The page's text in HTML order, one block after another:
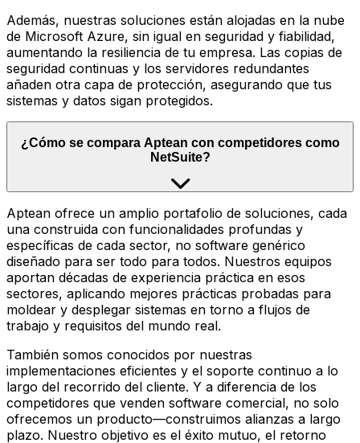
Además, nuestras soluciones están alojadas en la nube
de Microsoft Azure, sin igual en seguridad y fiabilidad,
aumentando la resiliencia de tu empresa. Las copias de
seguridad continuas y los servidores redundantes
añaden otra capa de protección, asegurando que tus
sistemas y datos sigan protegidos.
¿Cómo se compara Aptean con competidores como
NetSuite?
Aptean ofrece un amplio portafolio de soluciones, cada
una construida con funcionalidades profundas y
específicas de cada sector, no software genérico
diseñado para ser todo para todos. Nuestros equipos
aportan décadas de experiencia práctica en esos
sectores, aplicando mejores prácticas probadas para
moldear y desplegar sistemas en torno a flujos de
trabajo y requisitos del mundo real.
También somos conocidos por nuestras
implementaciones eficientes y el soporte continuo a lo
largo del recorrido del cliente. Y a diferencia de los
competidores que venden software comercial, no solo
ofrecemos un producto—construimos alianzas a largo
plazo. Nuestro objetivo es el éxito mutuo, el retorno